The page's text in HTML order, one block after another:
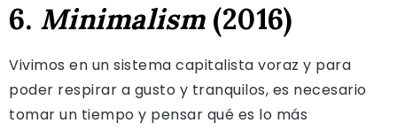
6. Minimalism(2016)
Vivimos en un sistema capitalista voraz y para
poder respirar a gusto y tranquilos, es necesario
tomar un tiempo y pensar qué es lo más